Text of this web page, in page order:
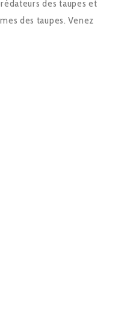
des taupes et
des taupes. Venez